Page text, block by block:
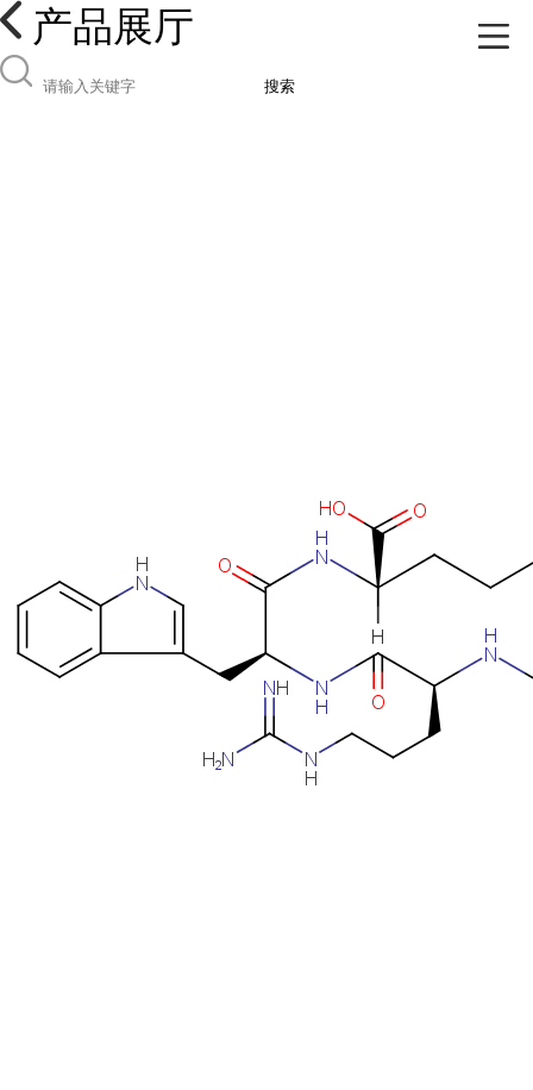
产品展厅
搜索